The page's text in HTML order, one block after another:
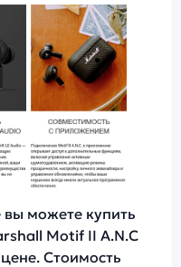
можете купить
Motif II A.N.C
Стоимость